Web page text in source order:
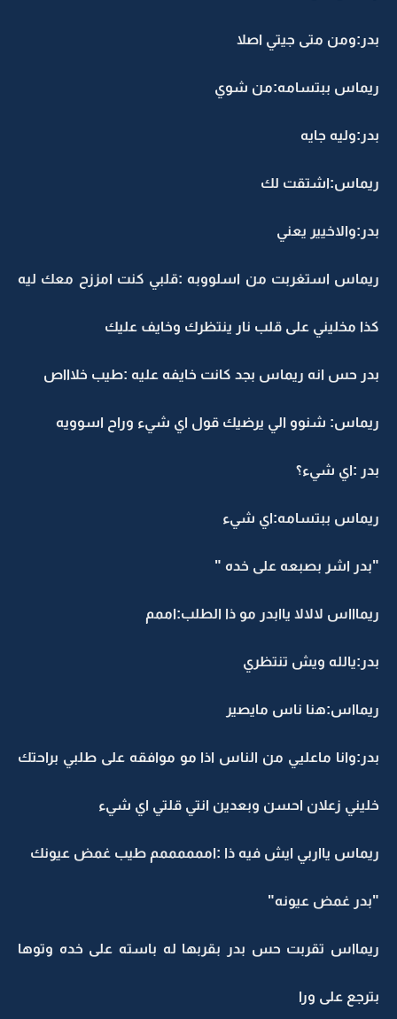
بدر:ومن متى جيتي اصلا
ريماس ببتسامه:من شوي
بدر:وليه جايه
ريماس:اشتقت لك
بدر:والاخيير يعني
ريماس استغربت من اسلووبه :قلبي كنت امززح معك ليه
كذا مخليني على قلب نار ينتظرك وخايف عليك
بدر حس انه ريماس بجد كانت خايفه عليه :طيب خلاااص
ريماس: شنوو الي يرضيك قول اي شيء وراح اسوويه
بدر :اي شيء؟
ريماس ببتسامه:اي شيء
"بدر اشر بصبعه على خده "
ريماااس لالالا ياابدر مو ذا الطلب:اممم
بدر:يالله ويش تنتظري
ريمااس:هنا ناس مايصير
بدر:وانا ماعليي من الناس اذا مو موافقه على طلبي براحتك
خليني زعلان احسن وبعدين انتي قلتي اي شيء
ريماس يااربي ايش فيه ذا :اممممممم طيب غمض عيونك
"بدر غمض عيونه"
ريمااس تقربت حس بدر بقربها له باسته على خده وتوها
بترجع على ورا